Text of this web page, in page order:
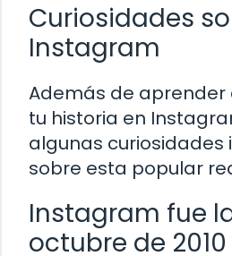
Curiosidades
Instagram
Además de
tu historia en
algunas curiosidades
sobre esta popular
Instagram fue
octubre de 2010